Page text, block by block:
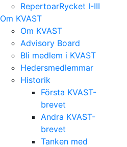
RepertoarRycket I-III
Om KVAST
Om KVAST
Advisory Board
Bli medlem i KVAST
Hedersmedlemmar
Historik
Första KVAST-
brevet
Andra KVAST-
brevet
Tanken med